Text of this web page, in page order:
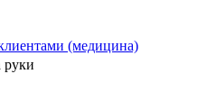
(медицина)
руки